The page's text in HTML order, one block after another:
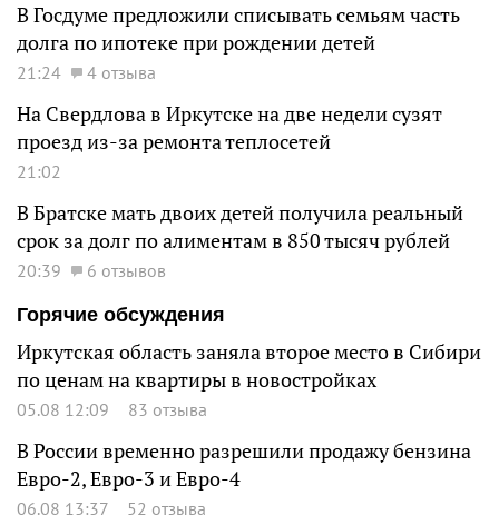
В Госдуме предложили списывать семьям часть
долга по ипотеке при рождении детей
21:24 4 отзыва
На Свердлова в Иркутске на две недели сузят
проезд из-за ремонта теплосетей
21:02
В Братске мать двоих детей получила реальный
срок за долг по алиментам в 850 тысяч рублей
20:39
6 отзывов
Горячие обсуждения
Иркутская область заняла второе место в Сибири
по ценам на квартиры в новостройках
05.08 12:09 83 отзыва
В России временно разрешили продажу бензина
Евро-2, Евро-3 и Евро-4
06.08 13:37 52 отзыва